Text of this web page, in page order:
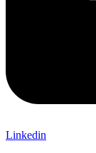
Linkedin